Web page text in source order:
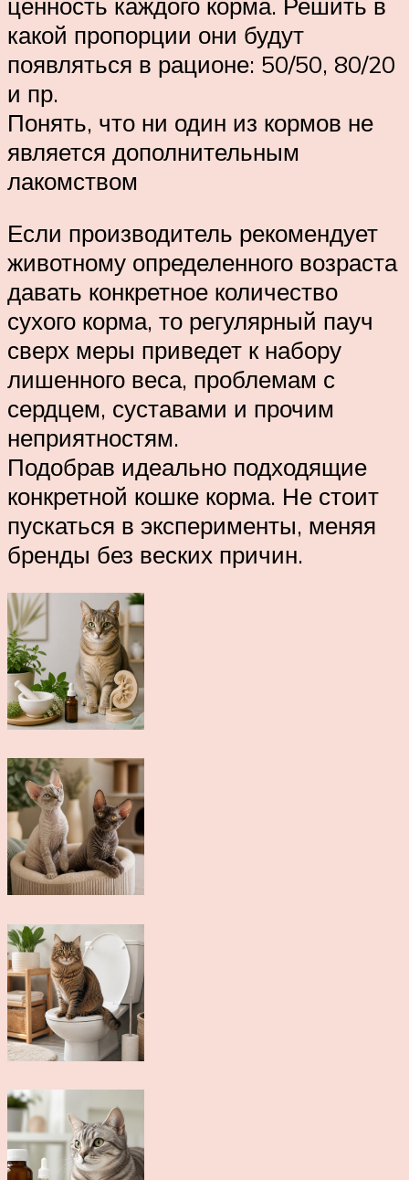
какой пропорции они будут
появляться в рационе: 50/50, 80/20
и пр.
Понять, что ни один из кормов не
является дополнительным
лакомством
Если производитель рекомендует
животному определенного возраста
давать конкретное количество
сухого корма, то регулярный пауч
сверх меры приведет к набору
лишенного веса, проблемам с
сердцем, суставами и прочим
неприятностям.
Подобрав идеально подходящие
конкретной кошке корма. Не стоит
пускаться в эксперименты, меняя
бренды без веских причин.